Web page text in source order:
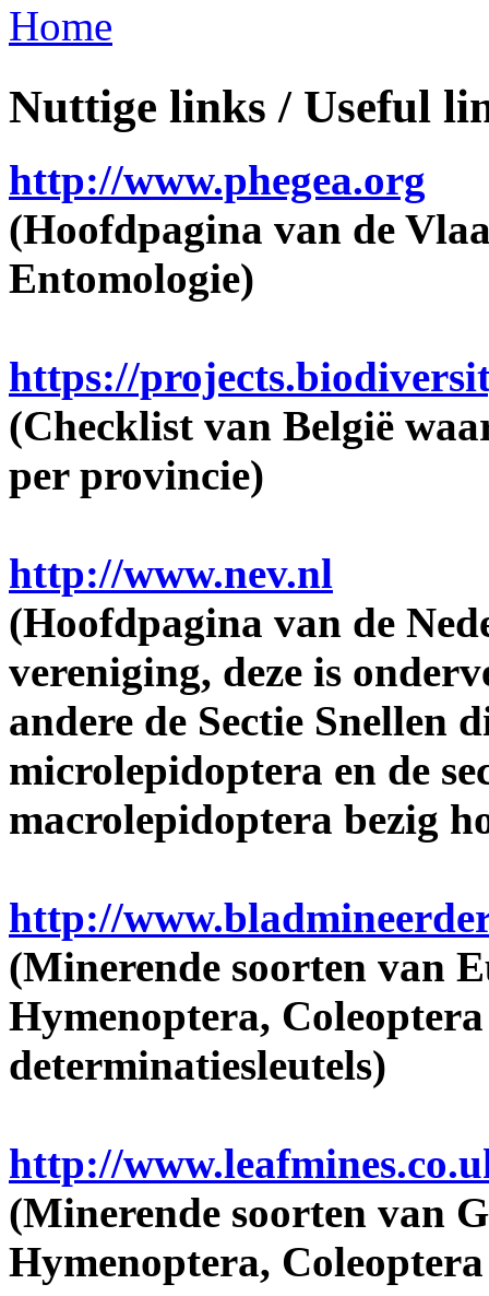
You are here
Home
Nuttige links / Useful
http://www.phegea.org
(Hoofdpagina van de
Entomologie)
https://
(Checklist van België
per provincie)
http://www.nev.nl
(Hoofdpagina van de
vereniging, deze is
andere de Sectie Snellen
microlepidoptera en de
macrolepidoptera bezig
http://
(Minerende soorten van
Hymenoptera,
determinatiesleutels)
http://
(Minerende soorten van
Hymenoptera,